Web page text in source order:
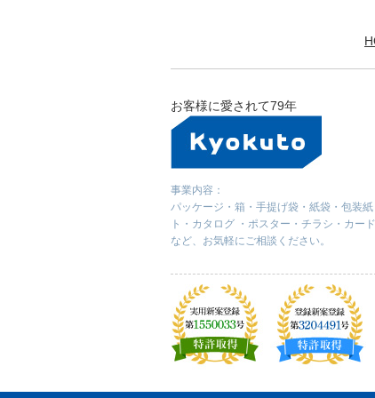
お客様に愛されて79年
事業内容：
パッケージ・箱・手提げ袋・紙袋・包装
ト・カタログ ・ポスター・チラシ・カー
など、お気軽にご相談ください。